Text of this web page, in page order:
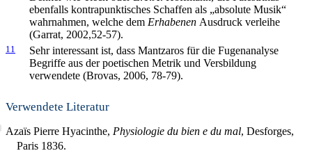
ebenfalls kontrapunktisches Schaffen als „absolute Musik“
wahrnahmen, welche dem Erhabenen Ausdruck verleihe
(Garrat, 2002,52-57).
11
Sehr interessant ist, dass Mantzaros für die Fugenanalyse
Begriffe aus der poetischen Metrik und Versbildung
verwendete (Brovas, 2006, 78-79).
Verwendete Literatur
Azaïs Pierre Hyacinthe, Physiologie du bien e du mal, Desforges,
Paris 1836.